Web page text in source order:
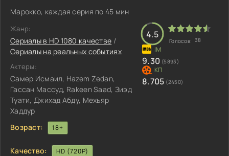
Марокко, каждая серия по 45 мин
Жанр:
Сериалы в HD 1080 качестве /
Сериалы на реальных событиях
Актеры:
Самер Исмаил, Hazem Zedan,
Гассан Массуд, Rakeen Saad, Зиэд
Туати, Джихад Абду, Мехьяр
Хаддур
Возраст:
18+
4.5
Голосов: 38
9.30 (5893)
8.705 (2450)
Качество: HD (720P)